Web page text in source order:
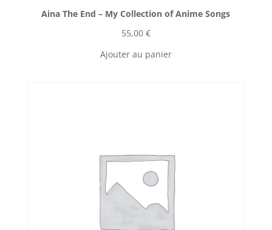
Aina The End ‎– My Collection of Anime Songs
55,00 €
Ajouter au panier